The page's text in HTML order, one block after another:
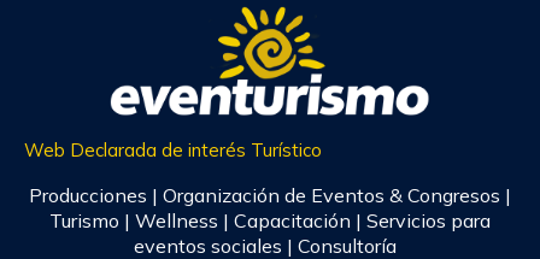
Web Declarada de interés Turístico
Producciones | Organización de Eventos & Congresos |
Turismo | Wellness | Capacitación | Servicios para
eventos sociales | Consultoría